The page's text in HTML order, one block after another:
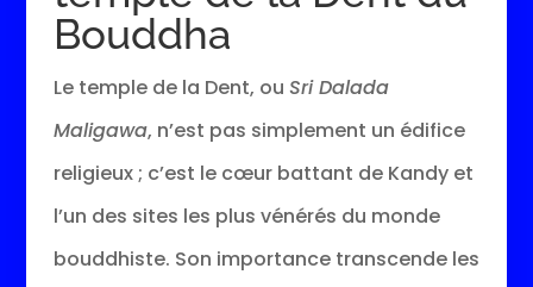
Bouddha
Le temple de la Dent, ou Sri Dalada
Maligawa, n’est pas simplement un édifice
religieux ; c’est le cœur battant de Kandy et
l’un des sites les plus vénérés du monde
bouddhiste. Son importance transcende les